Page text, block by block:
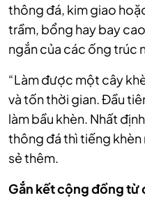
thông đá, kim giao
trầm, bổng hay bay
ngắn của các ống trúc
“Làm được một cây
và tốn thời gian. Đầu
làm bầu khèn. Nhất
thông đá thì tiếng khèn
sẻ thêm.
Gắn kết cộng đồng từ